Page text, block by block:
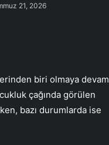
21, 2026
biri olmaya devam
çağında görülen
bazı durumlarda ise